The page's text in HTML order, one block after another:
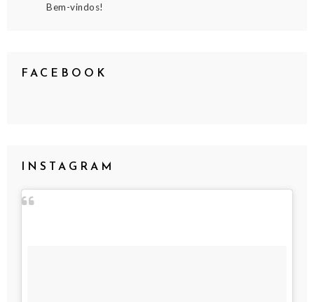
Bem-vindos!
FACEBOOK
INSTAGRAM